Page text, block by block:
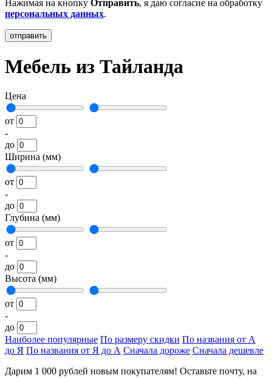
Нажимая на кнопку Отправить, я даю согласие на обработку
персональных данных.
Мебель из Тайланда
Цена
от
-
до
Ширина (мм)
от
-
до
Глубина (мм)
от
-
до
Высота (мм)
от
-
до
Наиболее популярные По размеру скидки По названия от А
до Я По названия от Я до А Сначала дороже Сначала дешевле
Дарим 1 000 рублей новым покупателям! Оставьте почту, на